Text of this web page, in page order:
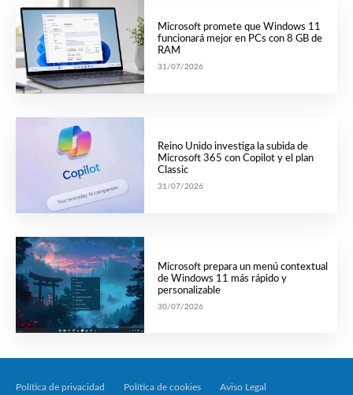
Microsoft promete que Windows 11
funcionará mejor en PCs con 8 GB de
RAM
31/07/2026
Reino Unido investiga la subida de
Microsoft 365 con Copilot y el plan
Classic
31/07/2026
Microsoft prepara un menú contextual
de Windows 11 más rápido y
personalizable
30/07/2026
Política de privacidad Política de cookies Aviso Legal